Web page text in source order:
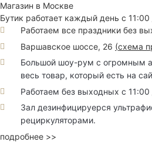
Магазин в Москве
Бутик работает каждый день с
Работаем все праздники без
Варшавское шоссе, 26 (схема
Большой шоу-рум с огромным
весь товар, который есть на
Работаем без выходных с
Зал дезинфицируерся
рециркуляторами.
подробнее >>